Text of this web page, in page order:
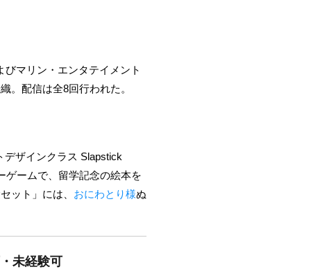
マリン・エンタテイメント
。配信は全8回行われた。
デザインクラス Slapstick
ゲームで、留学記念の絵本を
ット」には、 おにわとり様ぬ
未経験可